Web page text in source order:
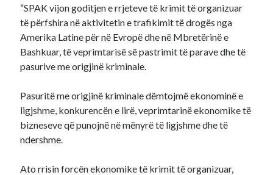
“SPAK vijon goditjen e rrjeteve të krimit të organizuar
të përfshira në aktivitetin e trafikimit të drogës nga
Amerika Latine për në Evropë dhe në Mbretërinë e
Bashkuar, të veprimtarisë së pastrimit të parave dhe të
pasurive me origjinë kriminale.
Pasuritë me origjinë kriminale dëmtojmë ekonominë e
ligjshme, konkurencën e lirë, veprimtarinë ekonomike të
bizneseve që punojnë në mënyrë të ligjshme dhe të
ndershme.
Ato rrisin forcën ekonomike të krimit të organizuar,